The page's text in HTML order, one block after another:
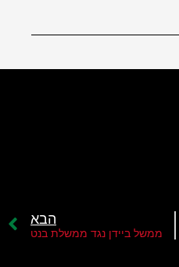
הבא
ממשל ביידן נגד ממשלת בנט